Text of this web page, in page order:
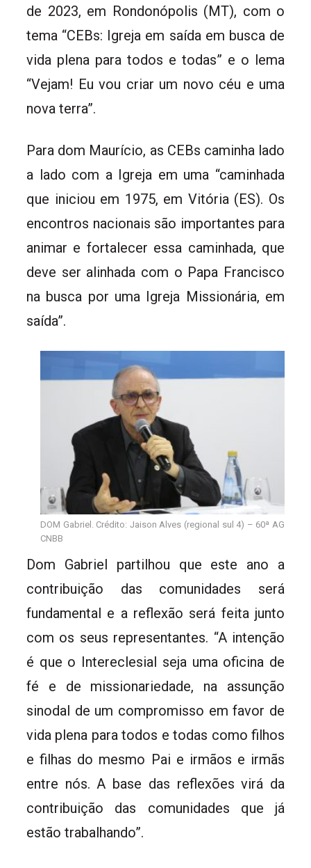
de 2023, em Rondonópolis (MT), com o
tema “CEBs: Igreja em saída em busca de
vida plena para todos e todas” e o lema
“Vejam! Eu vou criar um novo céu e uma
nova terra”.
Para dom Maurício, as CEBs caminha lado
a lado com a Igreja em uma “caminhada
que iniciou em 1975, em Vitória (ES). Os
encontros nacionais são importantes para
animar e fortalecer essa caminhada, que
deve ser alinhada com o Papa Francisco
na busca por uma Igreja Missionária, em
saída”.
DOM Gabriel. Crédito: Jaison Alves (regional sul 4) – 60ª AG
CNBB
Dom Gabriel partilhou que este ano a
contribuição das comunidades será
fundamental e a reflexão será feita junto
com os seus representantes. “A intenção
é que o Intereclesial seja uma oficina de
fé e de missionariedade, na assunção
sinodal de um compromisso em favor de
vida plena para todos e todas como filhos
e filhas do mesmo Pai e irmãos e irmãs
entre nós. A base das reflexões virá da
contribuição das comunidades que já
estão trabalhando”.